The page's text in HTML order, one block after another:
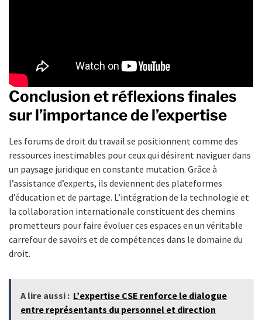
Conclusion et réflexions finales
sur l’importance de l’expertise
Les forums de droit du travail se positionnent comme des
ressources inestimables pour ceux qui désirent naviguer dans
un paysage juridique en constante mutation. Grâce à
l’assistance d’experts, ils deviennent des plateformes
d’éducation et de partage. L’intégration de la technologie et
la collaboration internationale constituent des chemins
prometteurs pour faire évoluer ces espaces en un véritable
carrefour de savoirs et de compétences dans le domaine du
droit.
A lire aussi : L’expertise CSE renforce le dialogue
entre représentants du personnel et direction